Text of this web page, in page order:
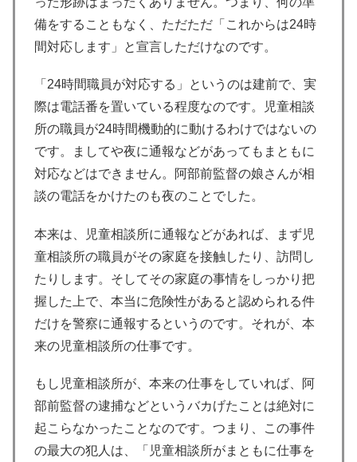
備をすることもなく、ただただ「これからは24時
間対応します」と宣言しただけなのです。
「24時間職員が対応する」というのは建前で、実
際は電話番を置いている程度なのです。児童相談
所の職員が24時間機動的に動けるわけではないの
です。ましてや夜に通報などがあってもまともに
対応などはできません。阿部前監督の娘さんが相
談の電話をかけたのも夜のことでした。
本来は、児童相談所に通報などがあれば、まず児
童相談所の職員がその家庭を接触したり、訪問し
たりします。そしてその家庭の事情をしっかり把
握した上で、本当に危険性があると認められる件
だけを警察に通報するというのです。それが、本
来の児童相談所の仕事です。
もし児童相談所が、本来の仕事をしていれば、阿
部前監督の逮捕などというバカげたことは絶対に
起こらなかったことなのです。つまり、この事件
の最大の犯人は、「児童相談所がまともに仕事を